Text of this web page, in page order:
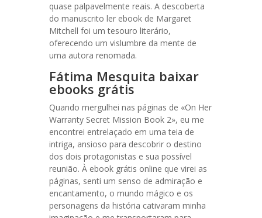
quase palpavelmente reais. A descoberta
do manuscrito ler ebook de Margaret
Mitchell foi um tesouro literário,
oferecendo um vislumbre da mente de
uma autora renomada.
Fátima Mesquita baixar
ebooks grátis
Quando mergulhei nas páginas de «On Her
Warranty Secret Mission Book 2», eu me
encontrei entrelaçado em uma teia de
intriga, ansioso para descobrir o destino
dos dois protagonistas e sua possível
reunião. À ebook grátis online que virei as
páginas, senti um senso de admiração e
encantamento, o mundo mágico e os
personagens da história cativaram minha